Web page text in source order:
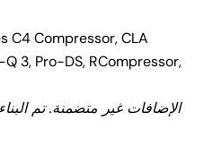
C4 Compressor, CLA
3, Pro-DS, RCompressor,
الإضافات غير متضمنة. تم